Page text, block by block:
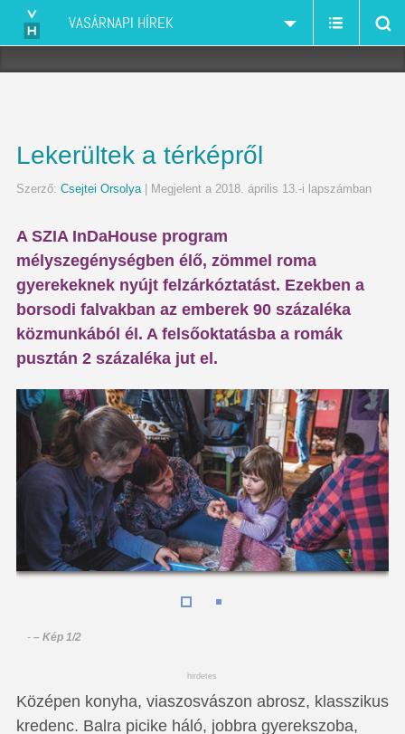
VASÁRNAPI HÍREK
Lekerültek a térképről
Szerző: Csejtei Orsolya| Megjelent a 2018. április 13.-i lapszámban
A SZIA InDaHouse program
mélyszegénységben élő, zömmel roma
gyerekeknek nyújt felzárkóztatást. Ezekben a
borsodi falvakban az emberek 90 százaléka
közmunkából él. A felsőoktatásba a romák
pusztán 2 százaléka jut el.
-– Kép 1/2
hirdetes
Középen konyha, viaszosvászon abrosz, klasszikus
kredenc. Balra picike háló, jobbra gyerekszoba,